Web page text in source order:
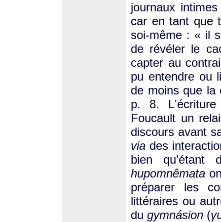
journaux
car en tant que
soi-même : « il
de révéler le
capter au
pu entendre ou
de moins que
p. 8.
Foucault un
discours avant
via des
bien qu’étant
hupomnêmata
préparer les
littéraires ou
du gymnásion (